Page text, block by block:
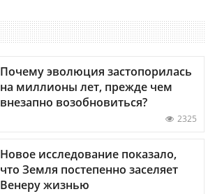
Почему эволюция застопорилась
на миллионы лет, прежде чем
внезапно возобновиться?
2325
Новое исследование показало,
что Земля постепенно заселяет
Венеру жизнью